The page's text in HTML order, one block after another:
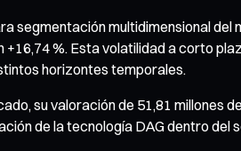
segmentación multidimensional
+16,74 %. Esta volatilidad a corto
horizontes temporales.
su valoración de 51,81 millones
de la tecnología DAG dentro del